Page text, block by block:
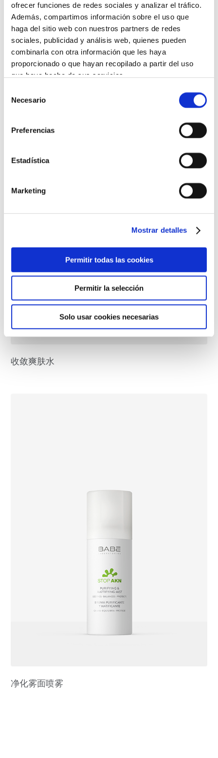
ofrecer funciones de redes sociales y analizar el tráfico.
Además, compartimos información sobre el uso que
haga del sitio web con nuestros partners de redes
sociales, publicidad y análisis web, quienes pueden
combinarla con otra información que les haya
proporcionado o que hayan recopilado a partir del uso
que haya hecho de sus servicios.
Más información
Necesario
Preferencias
Estadística
Marketing
Mostrar detalles
Permitir todas las cookies
Permitir la selección
Solo usar cookies necesarias
祛痘凝胶
收敛爽肤水
净化雾面喷雾